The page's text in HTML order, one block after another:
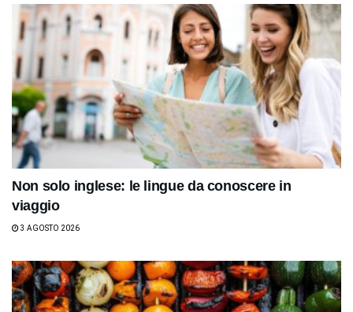
Non solo inglese: le lingue da conoscere in
viaggio
3 AGOSTO 2026